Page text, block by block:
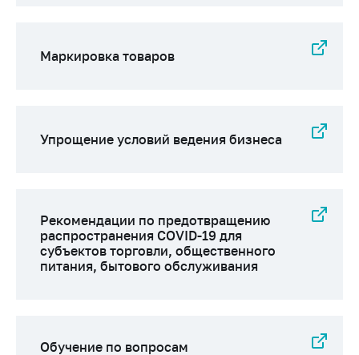
государственный
орган
цен
медицинского
назначения и
медицинскую
технику
Маркировка товаров
Упрощение условий ведения бизнеса
Рекомендации по предотвращению
распространения COVID-19 для
субъектов торговли, общественного
питания, бытового обслуживания
Обучение по вопросам